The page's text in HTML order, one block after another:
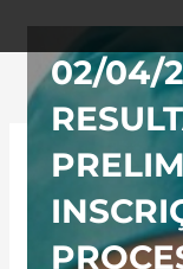
conteúdo
02/04/